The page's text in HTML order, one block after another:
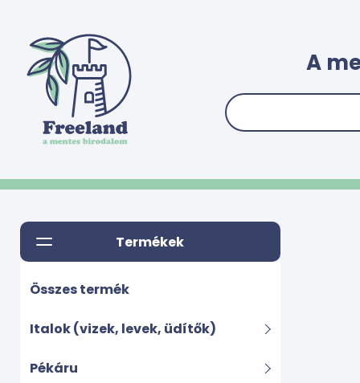
A
Termékek
Összes termék
Italok (vizek, levek, üdítők)
Pékáru